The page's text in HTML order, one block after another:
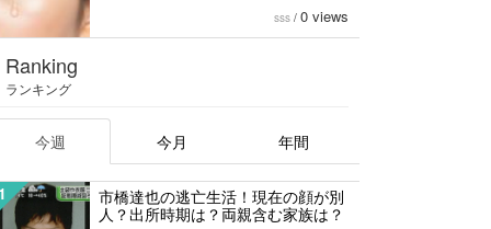
sss / 0 views
Ranking
ランキング
今週 今月 年間
市橋達也の逃亡生活！現在の顔が別
人？出所時期は？両親含む家族は？